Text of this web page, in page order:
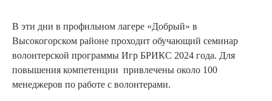
В эти дни в профильном лагере «Добрый» в
Высокогорском районе проходит обучающий семинар
волонтерской программы Игр БРИКС 2024 года. Для
повышения компетенции привлечены около 100
менеджеров по работе с волонтерами.